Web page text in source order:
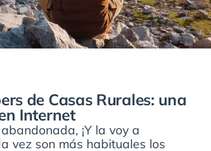
de Casas Rurales: una
Internet
¡Y la voy a
vez son más habituales los